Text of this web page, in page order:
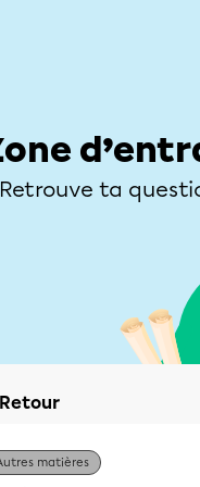
Retrouve ta
Retour
matières